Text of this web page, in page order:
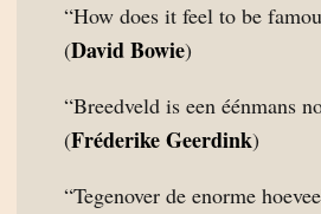
“How does it feel to be
(David Bowie)
“Breedveld is een éénmans
(Fréderike Geerdink)
“Tegenover de enorme